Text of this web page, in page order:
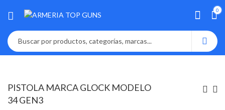
0
PISTOLA MARCA GLOCK MODELO
34 GEN3